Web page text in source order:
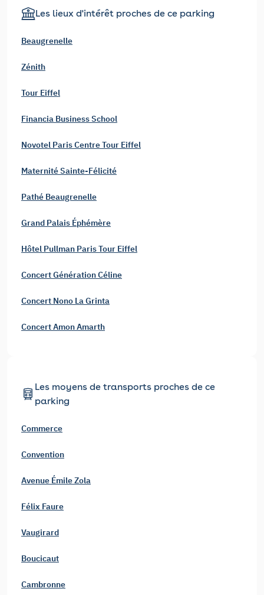
Les lieux d'intérêt proches de ce parking
Beaugrenelle
Zénith
Tour Eiffel
Financia Business School
Novotel Paris Centre Tour Eiffel
Maternité Sainte-Félicité
Pathé Beaugrenelle
Grand Palais Éphémère
Hôtel Pullman Paris Tour Eiffel
Concert Génération Céline
Concert Nono La Grinta
Concert Amon Amarth
Les moyens de transports proches de ce
parking
Commerce
Convention
Avenue Émile Zola
Félix Faure
Vaugirard
Boucicaut
Cambronne